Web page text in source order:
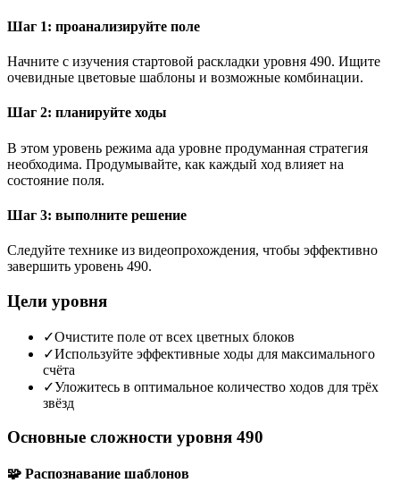
Шаг 1: проанализируйте поле
Начните с изучения стартовой раскладки уровня 490. Ищите
очевидные цветовые шаблоны и возможные комбинации.
Шаг 2: планируйте ходы
В этом уровень режима ада уровне продуманная стратегия
необходима. Продумывайте, как каждый ход влияет на
состояние поля.
Шаг 3: выполните решение
Следуйте технике из видеопрохождения, чтобы эффективно
завершить уровень 490.
Цели уровня
✓Очистите поле от всех цветных блоков
✓Используйте эффективные ходы для максимального
счёта
✓Уложитесь в оптимальное количество ходов для трёх
звёзд
Основные сложности уровня 490
🧩 Распознавание шаблонов